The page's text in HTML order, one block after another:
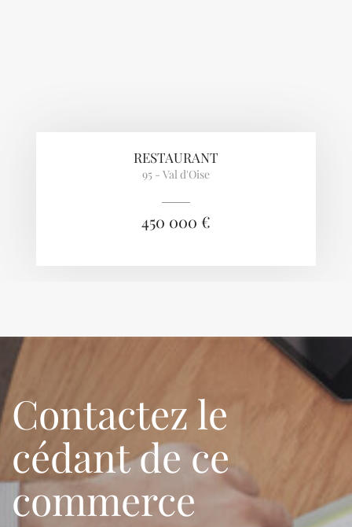
RESTAURANT
95 - Val d'Oise
450 000 €
Contactez le
cédant de ce
commerce